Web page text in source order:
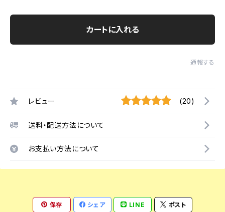
カートに入れる
通報する
レビュー (20)
送料・配送方法について
お支払い方法について
保存 シェア LINE ポスト